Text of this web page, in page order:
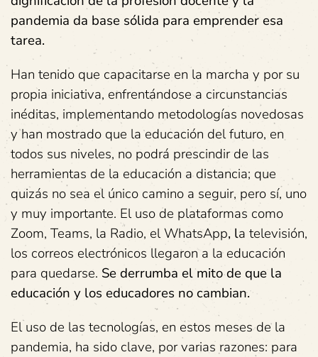
pandemia da base sólida para emprender esa
tarea.
Han tenido que capacitarse en la marcha y por su
propia iniciativa, enfrentándose a circunstancias
inéditas, implementando metodologías novedosas
y han mostrado que la educación del futuro, en
todos sus niveles, no podrá prescindir de las
herramientas de la educación a distancia; que
quizás no sea el único camino a seguir, pero sí, uno
y muy importante. El uso de plataformas como
Zoom, Teams, la Radio, el WhatsApp, la televisión,
los correos electrónicos llegaron a la educación
para quedarse. Se derrumba el mito de que la
educación y los educadores no cambian.
El uso de las tecnologías, en estos meses de la
pandemia, ha sido clave, por varias razones: para